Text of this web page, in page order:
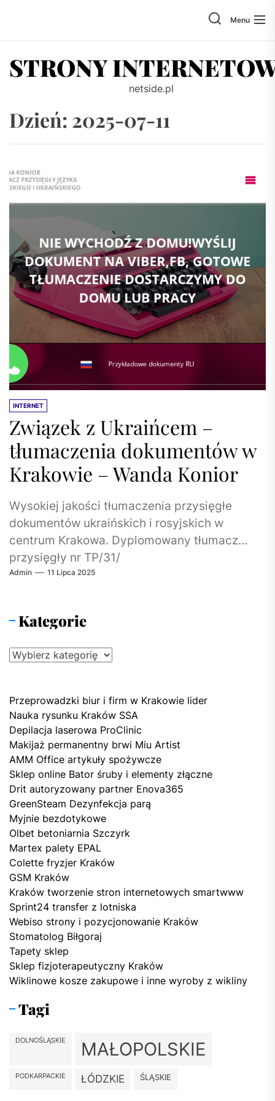
Menu
STRONY
netside.pl
Dzień: 2025-07-11
INTERNET
Związek z Ukraińcem –
tłumaczenia dokumentów w
Krakowie – Wanda Konior
Wysokiej jakości tłumaczenia przysięgłe
dokumentów ukraińskich i rosyjskich w
centrum Krakowa. Dyplomowany tłumacz
przysięgły nr TP/31/
Admin 11 Lipca 2025
Kategorie
Kategorie
Przeprowadzki biur i firm w Krakowie lider
Nauka rysunku Kraków SSA
Depilacja laserowa ProClinic
Makijaż permanentny brwi Miu Artist
AMM Office artykuły spożywcze
Sklep online Bator śruby i elementy złączne
Drit autoryzowany partner Enova365
GreenSteam Dezynfekcja parą
Myjnie bezdotykowe
Olbet betoniarnia Szczyrk
Martex palety EPAL
Colette fryzjer Kraków
GSM Kraków
Kraków tworzenie stron internetowych smartwww
Sprint24 transfer z lotniska
Webiso strony i pozycjonowanie Kraków
Stomatolog Biłgoraj
Tapety sklep
Sklep fizjoterapeutyczny Kraków
Wiklinowe kosze zakupowe i inne wyroby z wikliny
Tagi
DOLNOŚLĄSKIE MAŁOPOLSKIE
PODKARPACKIE ŁÓDZKIE ŚLĄSKIE